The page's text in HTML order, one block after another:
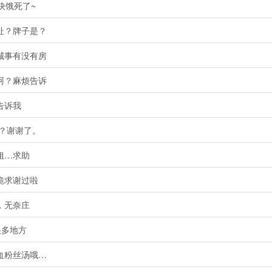
饿死了~
牌子是？
有没有房
？麻烦告诉
我
谢了。
…求助
求谢过啦
无奈庄
地方
粉丝汤哦…